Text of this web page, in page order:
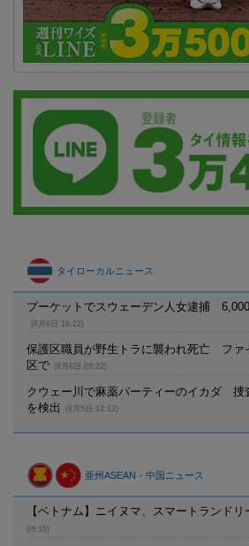
タイローカルニュース
プーケットでスウェーデン人女逮捕
(8月6日 16:22)
保護区職員が野生トラに襲われ死亡 ファ
区で
(8月6日 09:22)
クウェー川で麻薬パーティーのイカダ 捜
を検出
(8月5日 12:12)
亜州ASEAN・中国ニュース
【ベトナム】ニイヌマ、スマートランド
09:19)